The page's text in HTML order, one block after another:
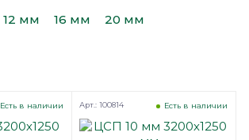
12 мм 16 мм 20 мм
Есть в наличии Есть в наличии
Арт.: 100814